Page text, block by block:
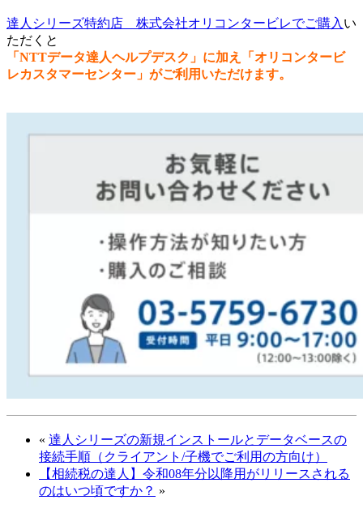
達人シリーズ特約店 株式会社オリコンタービレでご購入 い
ただくと
「NTTデータ達人ヘルプデスク」に加え「オリコンタービ
レカスタマーセンター」がご利用いただけます。
« 達人シリーズの新規インストールとデータベースの
接続手順（クライアント/子機でご利用の方向け）
【相続税の達人】令和08年分以降用がリリースされる
のはいつ頃ですか？ »